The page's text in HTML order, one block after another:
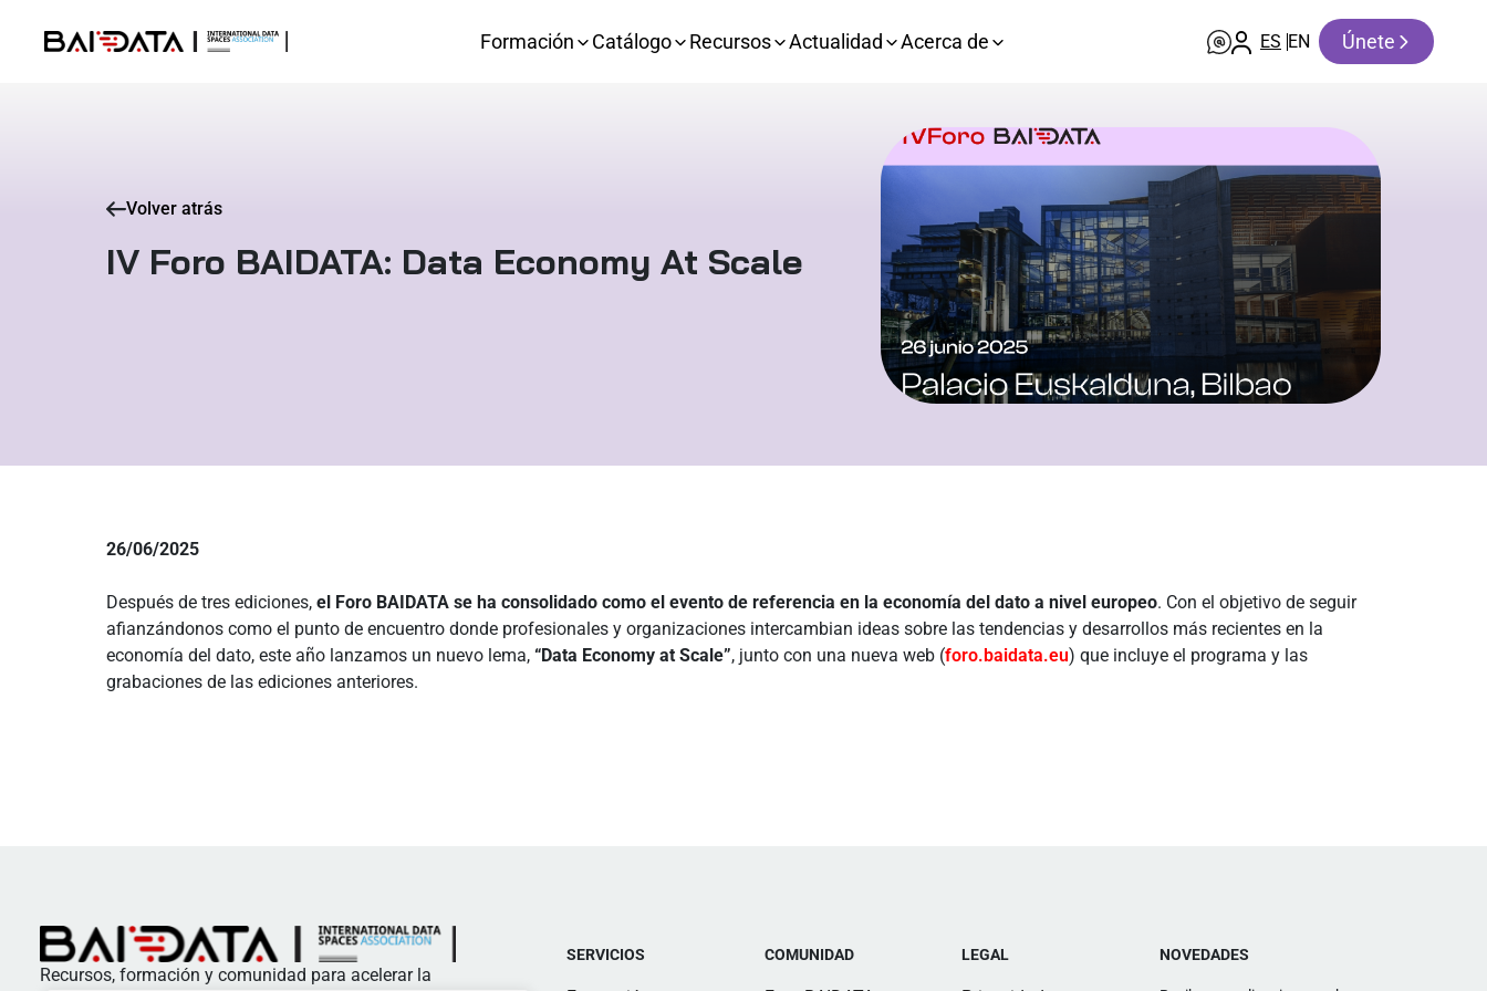
Formación Catálogo Recursos Actualidad Acerca de ES EN Únete
Volver atrás
IV Foro BAIDATA: Data Economy At Scale
26/06/2025
Después de tres ediciones, el Foro BAIDATA se ha consolidado como el evento de referencia en la economía del dato a nivel europeo. Con el objetivo de seguir
afianzándonos como el punto de encuentro donde profesionales y organizaciones intercambian ideas sobre las tendencias y desarrollos más recientes en la
economía del dato, este año lanzamos un nuevo lema, “Data Economy at Scale”, junto con una nueva web (foro.baidata.eu) que incluye el programa y las
grabaciones de las ediciones anteriores.
Recursos, formación y comunidad para acelerar la
SERVICIOS COMUNIDAD LEGAL NOVEDADES